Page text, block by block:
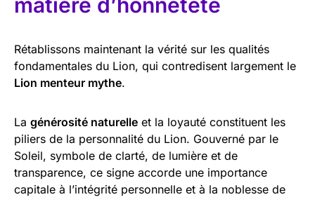
Rétablissons maintenant la vérité sur les qualités
fondamentales du Lion, qui contredisent largement le
Lion menteur mythe.
La générosité naturelle et la loyauté constituent les
piliers de la personnalité du Lion. Gouverné par le
Soleil, symbole de clarté, de lumière et de
transparence, ce signe accorde une importance
capitale à l’intégrité personnelle et à la noblesse de